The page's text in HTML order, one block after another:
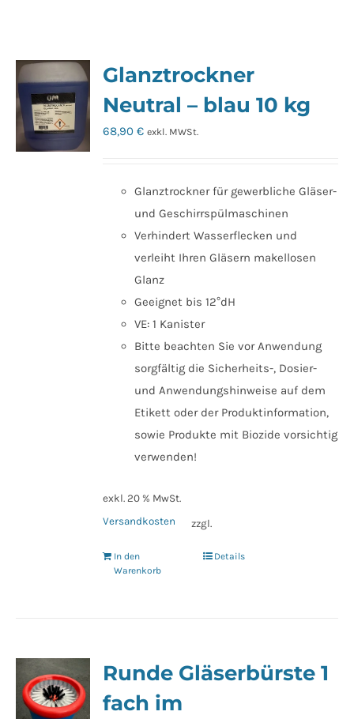
Glanztrockner
Neutral – blau 10 kg
68,90€ exkl. MWSt.
Glanztrockner für gewerbliche Gläser-
und Geschirrspülmaschinen
Verhindert Wasserflecken und
verleiht Ihren Gläsern makellosen
Glanz
Geeignet bis 12°dH
VE: 1 Kanister
Bitte beachten Sie vor Anwendung
sorgfältig die Sicherheits-, Dosier-
und Anwendungshinweise auf dem
Etikett oder der Produktinformation,
sowie Produkte mit Biozide vorsichtig
verwenden!
exkl. 20 % MwSt.
zzgl.
Versandkosten
In den
Warenkorb
Details
Runde Gläserbürste 1
fach im